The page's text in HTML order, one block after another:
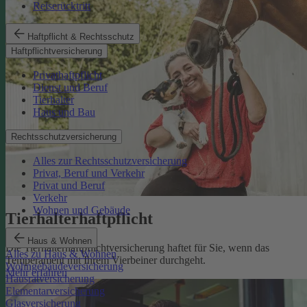
Reiserücktritt
Haftpflicht & Rechtsschutz
Haftpflichtversicherung
Privathaftpflicht
Dienst und Beruf
Tierhalter
Haus und Bau
Rechtsschutzversicherung
Alles zur Rechtsschutzversicherung
Privat, Beruf und Verkehr
Privat und Beruf
Verkehr
Wohnen und Gebäude
Haus & Wohnen
Alles zu Haus & Wohnen
Wohngebäudeversicherung
Hausratversicherung
Elementarversicherung
Glasversicherung
Tierhalterhaftpflicht
Die Tierhalterhaftpflichtversicherung haftet für Sie, wenn das
Temperament mit Ihrem Vierbeiner durchgeht.
Mehr erfahren